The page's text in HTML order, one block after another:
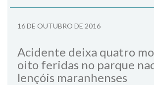
16 DE OUTUBRO DE 2016
Acidente deixa quatro
oito feridas no parque
lençóis maranhenses